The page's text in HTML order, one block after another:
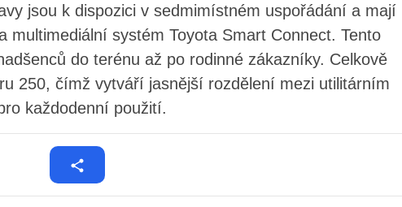
jsou k dispozici v sedmimístném uspořádání a mají
multimediální systém Toyota Smart Connect. Tento
do terénu až po rodinné zákazníky. Celkově
250, čímž vytváří jasnější rozdělení mezi utilitárním
každodenní použití.